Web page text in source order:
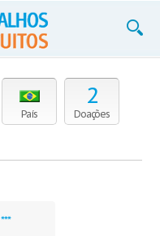
País
2
Doações
***